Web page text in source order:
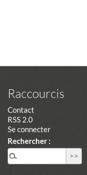
Raccourcis
Contact
RSS 2.0
Se connecter
Rechercher :